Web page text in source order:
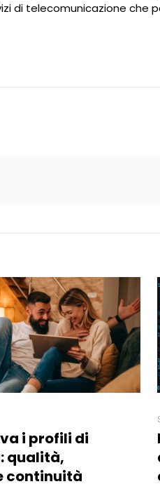
di telecomunicazione che
i profili di
qualità,
continuità